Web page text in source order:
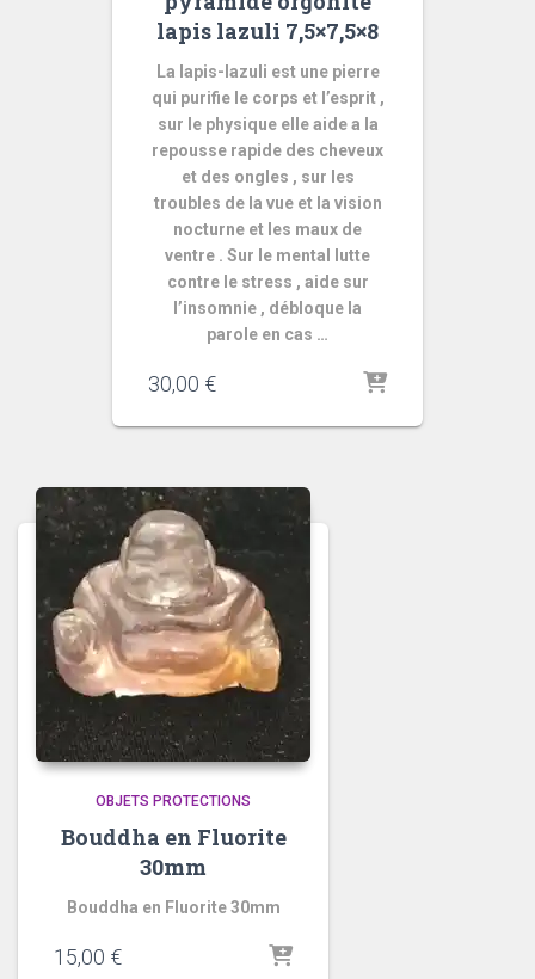
lapis lazuli 7,5×7,5×8
La lapis-lazuli est une pierre
qui purifie le corps et l’esprit ,
sur le physique elle aide a la
repousse rapide des cheveux
et des ongles , sur les
troubles de la vue et la vision
nocturne et les maux de
ventre . Sur le mental lutte
contre le stress , aide sur
l’insomnie , débloque la
parole en cas …
30,00 €
OBJETS PROTECTIONS
Bouddha en Fluorite
30mm
Bouddha en Fluorite 30mm
15,00 €